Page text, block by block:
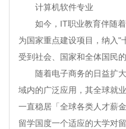
计算机软件专业
如今，IT职业教育伴随着
为国家重点建设项目，纳入"
受到社会、国家和全体国民的
随着电子商务的日益扩大
域内的广泛应用，其全球就
一直稳居「全球各类人才薪
留学国度一个适应的大学对